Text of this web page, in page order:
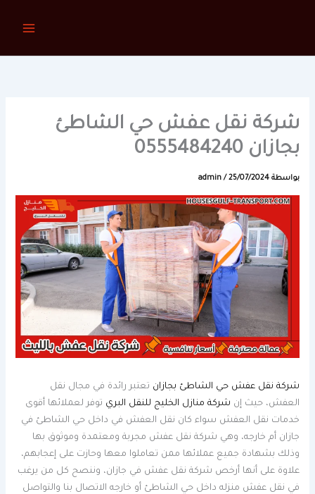
شركة نقل عفش حي الشاطئ
بجازان 0555484240
بواسطة admin/ 25/07/2024
شركة نقل عفش حي الشاطئ بجازان تعتبر رائدة في مجال نقل
العفش، حيث إن شركة منازل الخليج للنقل البري توفر لعملائها أقوى
خدمات نقل العفش سواء كان نقل العفش في داخل حي الشاطئ في
جازان أم خارجه، وهي شركة نقل عفش مجربة ومعتمدة وموثوق بها
وذلك بشهادة جميع عملائها ممن تعاملوا معها وحازت على إعجابهم،
علاوة على أنها أرخص شركة نقل عفش في جازان، وننصح كل من يرغب
في نقل عفش منزله داخل حي الشاطئ أو خارجه الاتصال بنا والتواصل